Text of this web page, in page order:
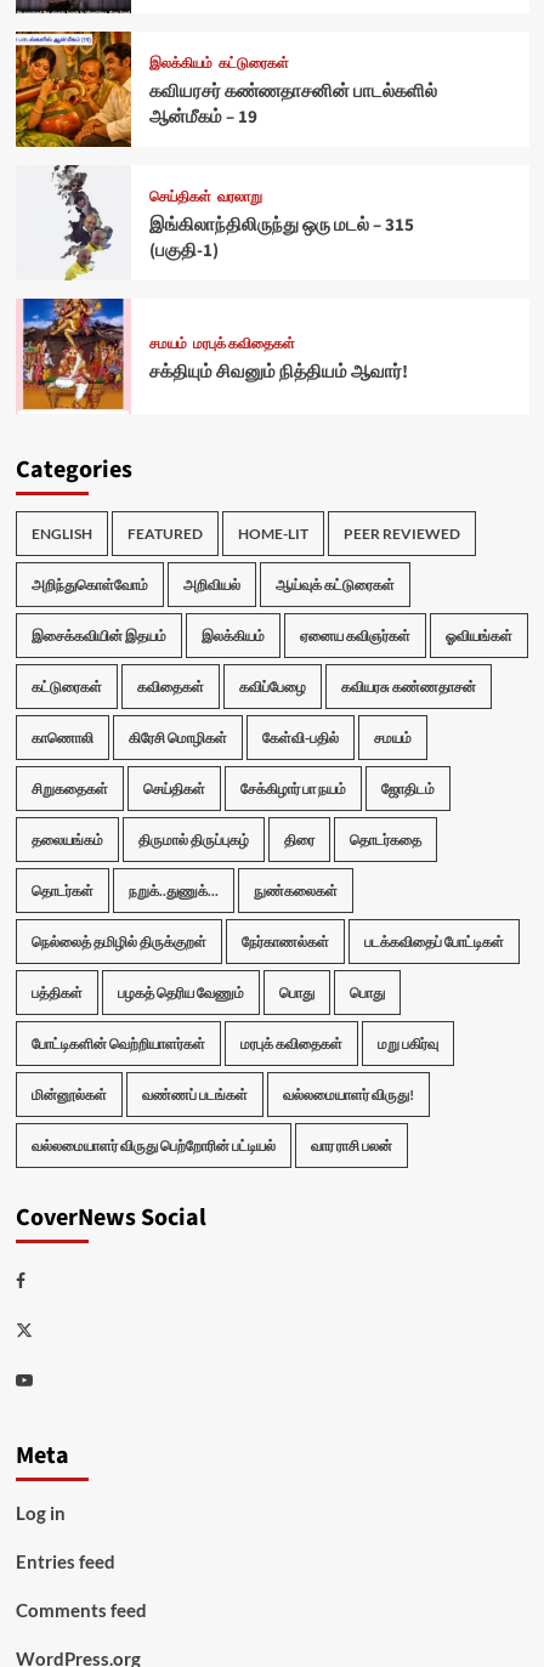
இலக்கியம் கட்டுரைகள்
கவியரசர் கண்ணதாசனின் பாடல்களில்
ஆன்மீகம் – 19
செய்திகள் வரலாறு
இங்கிலாந்திலிருந்து ஒரு மடல் – 315
(பகுதி-1)
சமயம் மரபுக் கவிதைகள்
சக்தியும் சிவனும் நித்தியம் ஆவார்!
Categories
ENGLISH FEATURED HOME-LIT PEER REVIEWED
அறிந்துகொள்வோம் அறிவியல் ஆய்வுக் கட்டுரைகள்
இசைக்கவியின் இதயம் இலக்கியம் ஏனைய கவிஞர்கள் ஓவியங்கள்
கட்டுரைகள் கவிதைகள் கவிப்பேழை கவியரசு கண்ணதாசன்
காணொலி கிரேசி மொழிகள் கேள்வி-பதில் சமயம்
சிறுகதைகள் செய்திகள் சேக்கிழார் பா நயம் ஜோதிடம்
தலையங்கம் திருமால் திருப்புகழ் திரை தொடர்கதை
தொடர்கள் நறுக்..துணுக்... நுண்கலைகள்
நெல்லைத் தமிழில் திருக்குறள் நேர்காணல்கள் படக்கவிதைப் போட்டிகள்
பத்திகள் பழகத் தெரிய வேணும் பொது பொது
போட்டிகளின் வெற்றியாளர்கள் மரபுக் கவிதைகள் மறு பகிர்வு
மின்னூல்கள் வண்ணப் படங்கள் வல்லமையாளர் விருது!
வல்லமையாளர் விருது பெற்றோரின் பட்டியல் வார ராசி பலன்
CoverNews Social
Facebook
Twitter
Youtube
Meta
Log in
Entries feed
Comments feed
WordPress.org